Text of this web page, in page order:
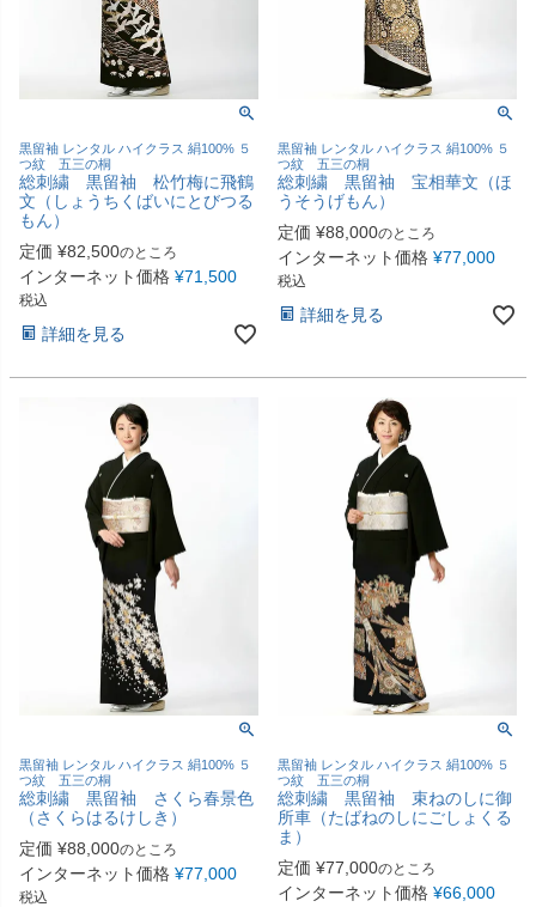
黒留袖 レンタル ハイクラス 絹100% ５
つ紋 五三の桐
総刺繍 黒留袖 松竹梅に飛鶴
文（しょうちくばいにとびつる
もん）
定価 ¥82,500のところ
インターネット価格 ¥71,500
税込
詳細を見る
黒留袖 レンタル ハイクラス 絹100% ５
つ紋 五三の桐
総刺繍 黒留袖 宝相華文（ほ
うそうげもん）
定価 ¥88,000のところ
インターネット価格 ¥77,000
税込
詳細を見る
黒留袖 レンタル ハイクラス 絹100% ５
つ紋 五三の桐
総刺繍 黒留袖 さくら春景色
（さくらはるけしき）
定価 ¥88,000のところ
インターネット価格 ¥77,000
税込
黒留袖 レンタル ハイクラス 絹100% ５
つ紋 五三の桐
総刺繍 黒留袖 束ねのしに御
所車（たばねのしにごしょくる
ま）
定価 ¥77,000のところ
インターネット価格 ¥66,000